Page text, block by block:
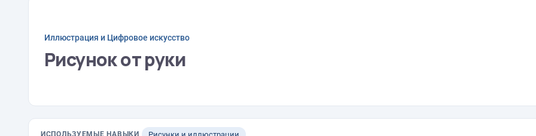
Иллюстрация и Цифровое искусство
Рисунок от руки
ИСПОЛЬЗУЕМЫЕ НАВЫКИ